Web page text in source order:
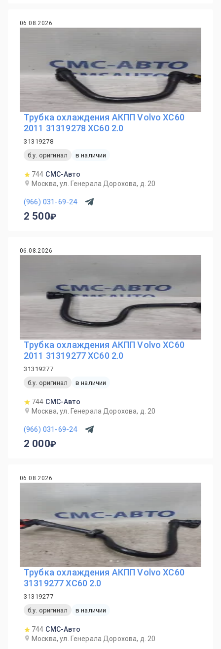
06.08.2026
Трубка охлаждения АКПП Volvo XC60
2011 31319278 ХС60 2.0
31319278
б.у. оригинал
в наличии
744 СМС-Авто
Москва, ул. Генерала Дорохова, д. 20
(966) 031-69-24
2 500
06.08.2026
Трубка охлаждения АКПП Volvo XC60
2011 31319277 ХС60 2.0
31319277
б.у. оригинал
в наличии
744 СМС-Авто
Москва, ул. Генерала Дорохова, д. 20
(966) 031-69-24
2 000
06.08.2026
Трубка охлаждения АКПП Volvo XC60
31319277 XC60 2.0
31319277
б.у. оригинал
в наличии
744 СМС-Авто
Москва, ул. Генерала Дорохова, д. 20